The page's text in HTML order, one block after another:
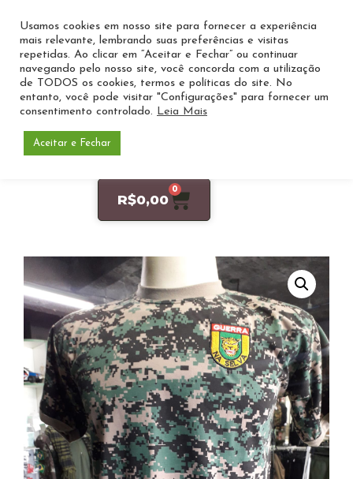
Entre ou Cadastre-se
R$0,00
0
Usamos cookies em nosso site para fornecer a experiência
mais relevante, lembrando suas preferências e visitas
repetidas. Ao clicar em “Aceitar e Fechar” ou continuar
navegando pelo nosso site, você concorda com a utilização
de TODOS os cookies, termos e políticas do site. No
entanto, você pode visitar "Configurações" para fornecer um
consentimento controlado. Leia Mais
Aceitar e Fechar